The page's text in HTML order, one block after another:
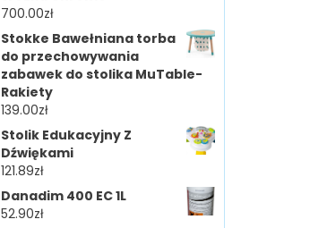
700.00zł
Stokke Bawełniana torba
do przechowywania
zabawek do stolika MuTable-
Rakiety
139.00zł
Stolik Edukacyjny Z
Dźwiękami
121.89zł
Danadim 400 EC 1L
52.90zł